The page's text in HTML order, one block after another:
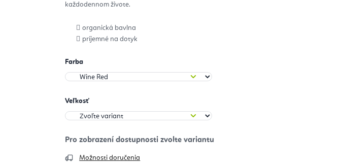
každodennom živote.
organická bavlna
príjemné na dotyk
Farba
Veľkosť
Možnosti doručenia